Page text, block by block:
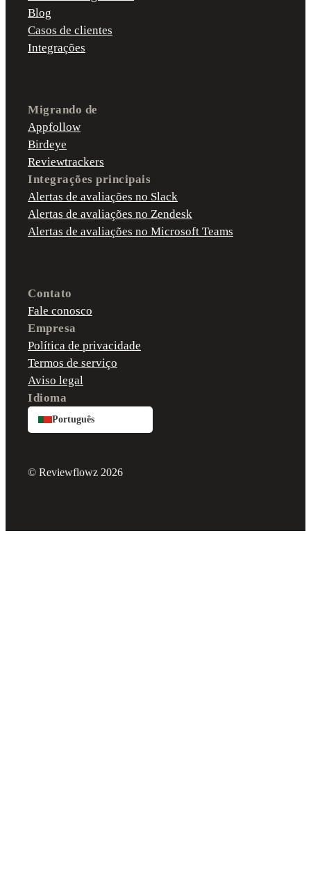
Blog
Casos de clientes
Integrações
Migrando de
Appfollow
Birdeye
Reviewtrackers
Integrações principais
Alertas de avaliações no Slack
Alertas de avaliações no Zendesk
Alertas de avaliações no Microsoft Teams
Contato
Fale conosco
Empresa
Política de privacidade
Termos de serviço
Aviso legal
Idioma
Português
© Reviewflowz 2026